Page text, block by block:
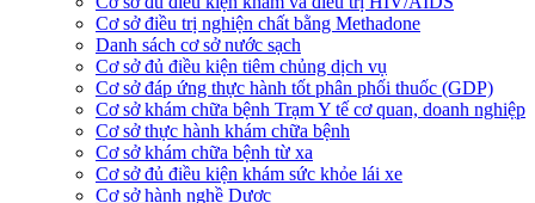
Cơ sở điều trị nghiện chất bằng Methadone
Danh sách cơ sở nước sạch
Cơ sở đủ điều kiện tiêm chủng dịch vụ
Cơ sở đáp ứng thực hành tốt phân phối thuốc (GDP)
Cơ sở khám chữa bệnh Trạm Y tế cơ quan, doanh nghiệp
Cơ sở thực hành khám chữa bệnh
Cơ sở khám chữa bệnh từ xa
Cơ sở đủ điều kiện khám sức khỏe lái xe
Cơ sở hành nghề Dược